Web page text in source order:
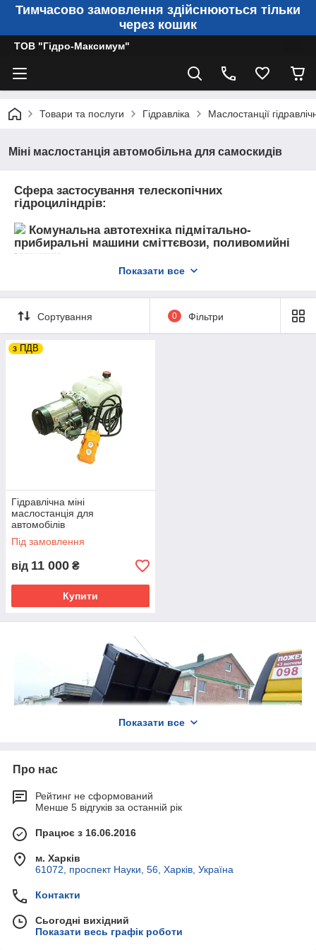
Тимчасово замовлення здійснюються тільки
через кошик
ТОВ "Гідро-Максимум"
Товари та послуги Гідравліка Маслостанції
Міні маслостанція автомобільна для самоскидів
Сфера застосування телескопічних
гідроциліндрів:
Комунальна автотехніка підмітально-
прибиральні машини сміттєвози, поливомийні
машини
Дорожня техніка
Будівельна техніка
Показати все
Сортування 0 Фільтри
з ПДВ
Гідравлічна міні
маслостанція для
автомобілів
Під замовлення
від 11 000 ₴
Купити
Показати все
Про нас
Рейтинг не сформований
Менше 5 відгуків за останній рік
Працює з 16.06.2016
м. Харків
61072, проспект Науки, 56, Харків, Україна
Контакти
Сьогодні вихідний
Показати весь графік роботи